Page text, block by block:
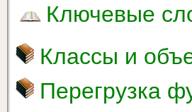
Ключевые
Классы и
Перегрузка